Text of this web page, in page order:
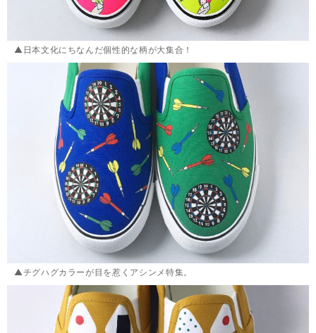
▲日本文化にちなんだ個性的な柄が大集合！
▲チグハグカラーが目を惹くアシンメ特集。